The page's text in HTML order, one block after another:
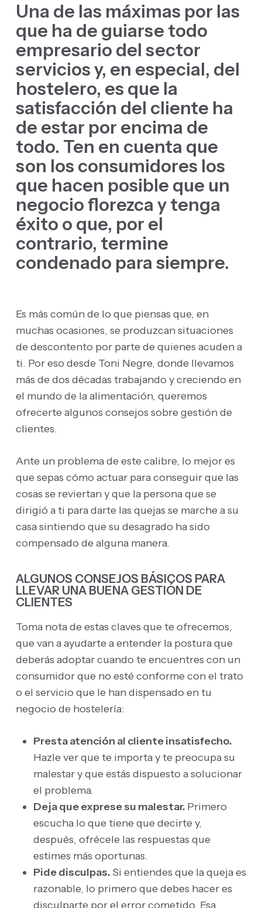
Una de las máximas por las
que ha de guiarse todo
empresario del sector
servicios y, en especial, del
hostelero, es que la
satisfacción del cliente ha
de estar por encima de
todo. Ten en cuenta que
son los consumidores los
que hacen posible que un
negocio florezca y tenga
éxito o que, por el
contrario, termine
condenado para siempre.
Es más común de lo que piensas que, en
muchas ocasiones, se produzcan situaciones
de descontento por parte de quienes acuden a
ti. Por eso desde Toni Negre, donde llevamos
más de dos décadas trabajando y creciendo en
el mundo de la alimentación, queremos
ofrecerte algunos consejos sobre gestión de
clientes.
Ante un problema de este calibre, lo mejor es
que sepas cómo actuar para conseguir que las
cosas se reviertan y que la persona que se
dirigió a ti para darte las quejas se marche a su
casa sintiendo que su desagrado ha sido
compensado de alguna manera.
ALGUNOS CONSEJOS BÁSICOS PARA
LLEVAR UNA BUENA GESTIÓN DE
CLIENTES
Toma nota de estas claves que te ofrecemos,
que van a ayudarte a entender la postura que
deberás adoptar cuando te encuentres con un
consumidor que no esté conforme con el trato
o el servicio que le han dispensado en tu
negocio de hostelería:
Presta atención al cliente insatisfecho.
Hazle ver que te importa y te preocupa su
malestar y que estás dispuesto a solucionar
el problema.
Deja que exprese su malestar. Primero
escucha lo que tiene que decirte y,
después, ofrécele las respuestas que
estimes más oportunas.
Pide disculpas. Si entiendes que la queja es
razonable, lo primero que debes hacer es
disculparte por el error cometido. Esa